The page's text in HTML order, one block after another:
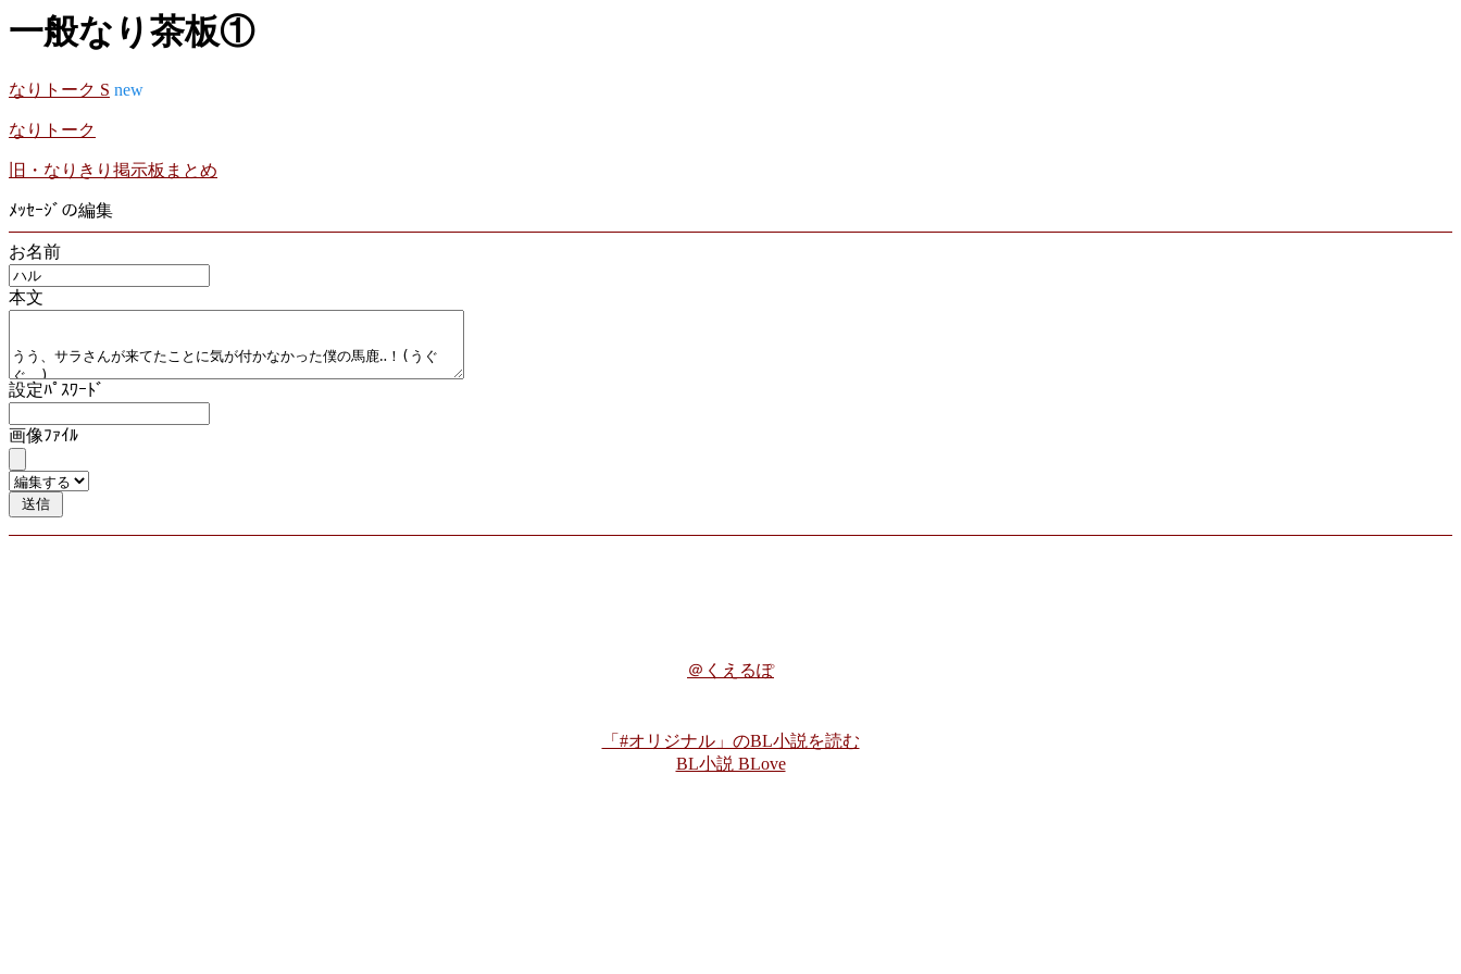
一般なり茶板①
なりトーク S new
なりトーク
旧・なりきり掲示板まとめ
ﾒｯｾｰｼﾞの編集
お名前
本文
設定ﾊﾟｽﾜｰﾄﾞ
画像ﾌｧｲﾙ
＠くえるぽ
「#オリジナル」のBL小説を読む
BL小説 BLove